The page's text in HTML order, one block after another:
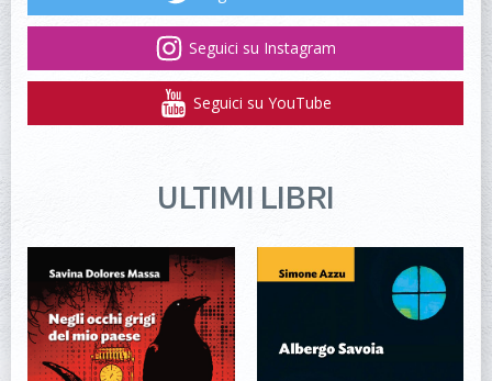
Seguici su Instagram
Seguici su YouTube
ULTIMI LIBRI